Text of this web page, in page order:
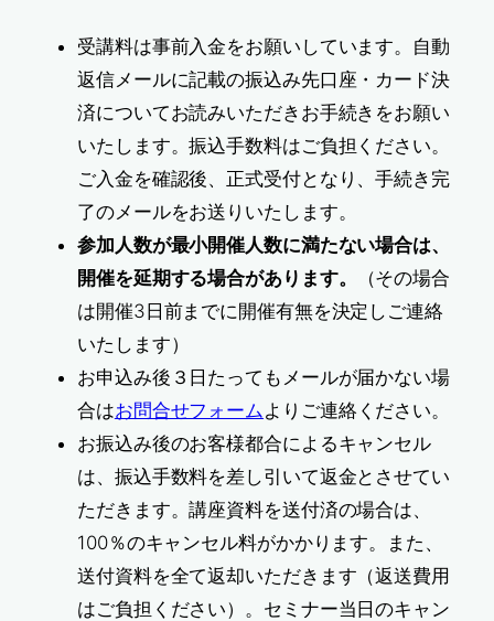
受講料は事前入金をお願いしています。自動
返信メールに記載の振込み先口座・カード決
済についてお読みいただきお手続きをお願い
いたします。振込手数料はご負担ください。
ご入金を確認後、正式受付となり、手続き完
了のメールをお送りいたします。
参加人数が最小開催人数に満たない場合は、
開催を延期する場合があります。
（その場合
は開催3日前までに開催有無を決定しご連絡
いたします）
お申込み後３日たってもメールが届かない場
合はお問合せフォーム よりご連絡ください。
お振込み後のお客様都合によるキャンセル
は、振込手数料を差し引いて返金とさせてい
ただきます。講座資料を送付済の場合は、
100％のキャンセル料がかかります。また、
送付資料を全て返却いただきます（返送費用
はご負担ください）。セミナー当日のキャン